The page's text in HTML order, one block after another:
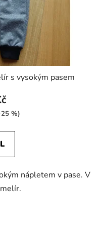
s vysokým pasem
%)
nápletem v pase. V